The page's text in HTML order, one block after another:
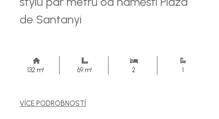
de Santanyi
132 m² 69 m² 2 1
VÍCE PODROBNOSTÍ